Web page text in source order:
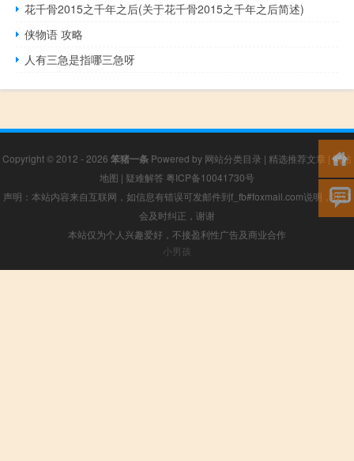
花千骨2015之千年之后(关于花千骨2015之千年之后简述)
侠物语 攻略
人有三急是指哪三急呀
Copyright © 2012 - 2026 笨猪一条 Powered by 网站分类目录 | 精选推荐文章 |网站
地图 | 疑难解答 粤ICP备10041730号
声明：本站内容来自互联网，如信息有错误可发邮件到f_fb#foxmail.com说明，我们
会及时纠正，谢谢
本站仅为个人兴趣爱好，不接盈利性广告及商业合作
小男孩